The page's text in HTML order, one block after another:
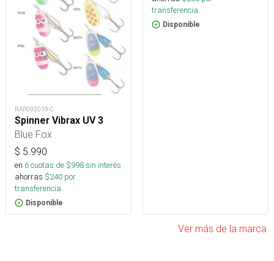
RAP092019-C
Spinner Vibrax UV 3
Blue Fox
$ 5.990
en 6cuotas de $998sin interés
ahorras $240 por
transferencia.
Disponible
transferencia.
Disponible
Ver más de la marca